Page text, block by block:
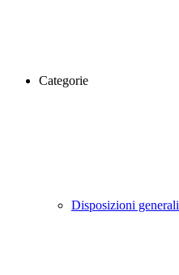
Categorie
Disposizioni generali